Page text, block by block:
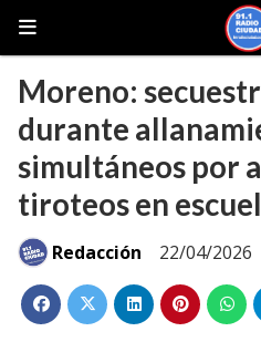
Moreno:
durante
simultáneos por
tiroteos en
22/04/2026
Redacción